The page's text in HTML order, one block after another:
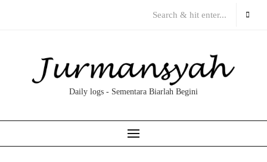
Daily logs - Sementara Biarlah Begini